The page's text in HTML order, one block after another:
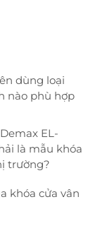
dùng loại
nào phù hợp
EL-
là mẫu khóa
trường?
khóa cửa vân